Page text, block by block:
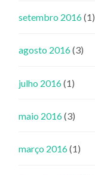
setembro 2016(1)
agosto 2016(3)
julho 2016(1)
maio 2016(3)
março 2016(1)